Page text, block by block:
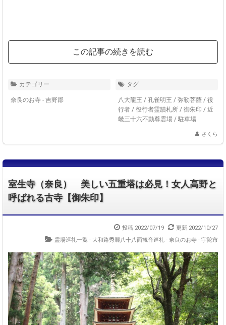
この記事の続きを読む
カテゴリー
奈良のお寺 - 吉野郡
タグ
八大龍王 / 孔雀明王 / 弥勒菩薩 / 役
行者 / 役行者霊蹟札所 / 御朱印 / 近
畿三十六不動尊霊場 / 駐車場
さくら
室生寺（奈良） 美しい五重塔は必見！女人高野と
呼ばれる古寺【御朱印】
投稿 2022/07/19
更新 2022/10/27
霊場巡礼一覧 - 大和路秀麗八十八面観音巡礼 - 奈良のお寺 - 宇陀市